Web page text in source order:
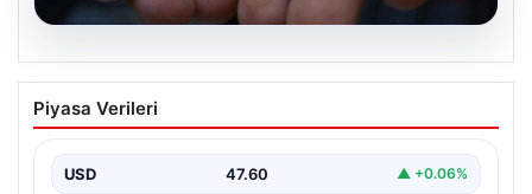
Altın fiyatları canlı 14 Nisan 2026: Altın
fiyatları ne kadar oldu? Gram, çeyrek,
fiyatları
Piyasa Verileri
USD 47.60 ▲ +0.06%